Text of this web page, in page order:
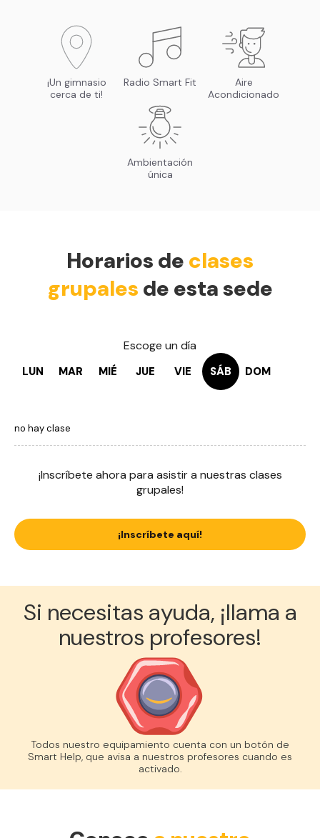
¡Un gimnasio
cerca de ti!
Radio Smart Fit
Aire
Acondicionado
Ambientación
única
Horarios de clases
grupales de esta sede
Escoge un día
LUN MAR MIÉ JUE VIE SÁB DOM
no hay clase
¡Inscríbete ahora para asistir a nuestras clases
grupales!
¡Inscríbete aquí!
Si necesitas ayuda, ¡llama a
nuestros profesores!
Todos nuestro equipamiento cuenta con un botón de
Smart Help, que avisa a nuestros profesores cuando es
activado.